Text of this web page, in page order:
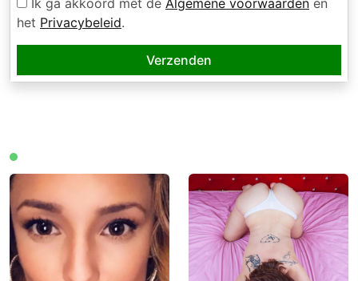
Ik ga akkoord met de Algemene voorwaarden en
het Privacybeleid.
Verzenden